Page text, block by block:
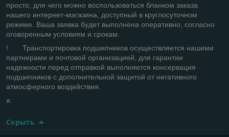
просто, для чего можно воспользоваться бланком заказа
нашего интернет-магазина, доступный в круглосуточном
режиме. Ваша заявка будет выполнена оперативно, согласно
оговоренным условиям и срокам.
! Транспортировка подшипников осуществляется нашими
партнерами и почтовой организацией, для гарантии
надежности перед отправкой выполняется консервация
подшипников с дополнительной защитой от негативного
атмосферного воздействия.
я.
Скрыть